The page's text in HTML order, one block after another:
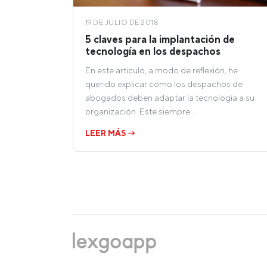
19 DE JULIO DE 2018
5 claves para la implantación de
tecnología en los despachos
En este articulo, a modo de reflexión, he
querido explicar cómo los despachos de
abogados deben adaptar la tecnología a su
organización. Este siempre…
LEER MÁS →